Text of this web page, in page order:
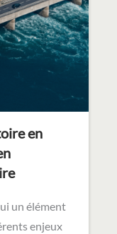
en
un élément
enjeux